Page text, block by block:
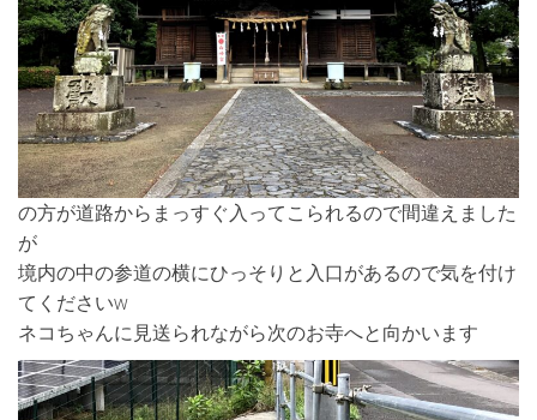
の方が道路からまっすぐ入ってこられるので間違えました
が
境内の中の参道の横にひっそりと入口があるので気を付け
てくださいw
ネコちゃんに見送られながら次のお寺へと向かいます